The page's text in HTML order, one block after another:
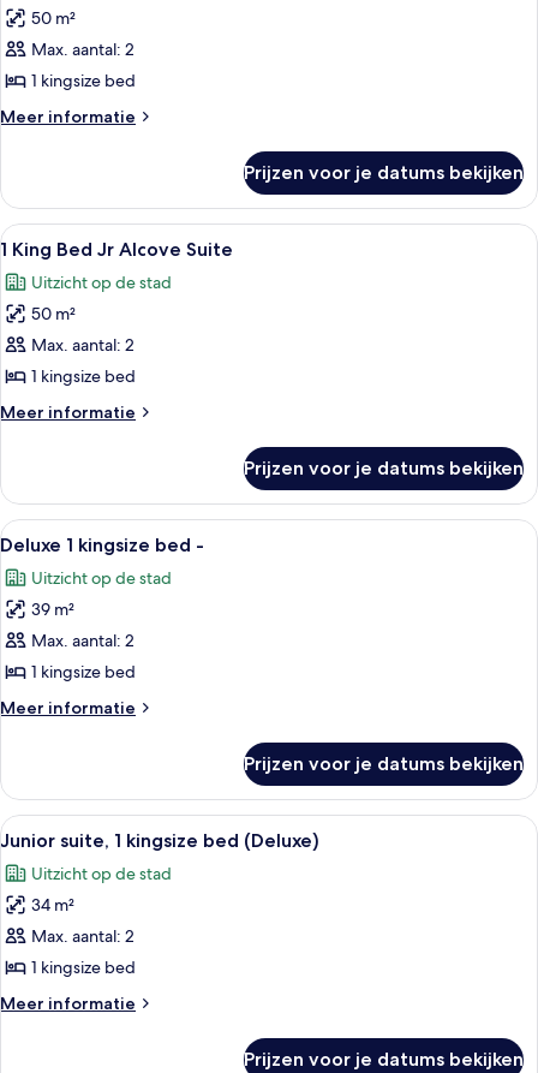
kamer,
1
kingsize
bed,
de
clublounge,
op
de
hoek
laden
50 m²
Max. aantal: 2
1 kingsize bed
Meer informatie
Meer
kamer,
kingsize
toegang
tot
clublounge,
op
hoek
Prijzen voor je datums bekijken
Alle
foto's
voor
1
King
Bed
Jr
Alcove
laden
Een hotelkamer met een groot
5
1 King Bed Jr Alcove Suite
Uitzicht op de stad
50 m²
Max. aantal: 2
1 kingsize bed
Meer informatie
Meer
King
Bed
Jr
Suite
Prijzen voor je datums bekijken
Alle
foto's
voor
Deluxe
1
kingsize
bed
-
Een hotelkamer met een groot bed,
6
Deluxe 1 kingsize bed -
Uitzicht op de stad
39 m²
Max. aantal: 2
1 kingsize bed
Meer informatie
Meer
1
kingsize
bed
Prijzen voor je datums bekijken
Alle
foto's
voor
Junior
suite,
1
kingsize
bed
Een hotelkamer met een groot bed,
5
Junior suite, 1 kingsize bed (Deluxe)
Uitzicht op de stad
34 m²
Max. aantal: 2
1 kingsize bed
Meer informatie
Meer
Prijzen voor je datums bekijken